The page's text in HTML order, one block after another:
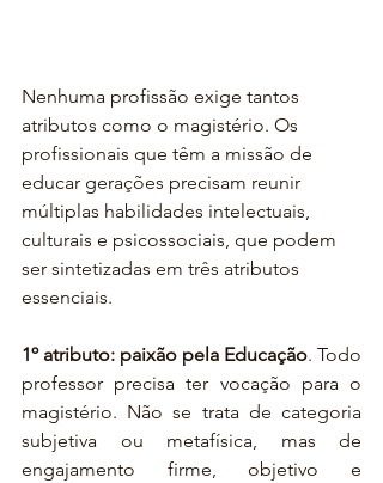
Nenhuma profissão exige tantos
atributos como o magistério. Os
profissionais que têm a missão de
educar gerações precisam reunir
múltiplas habilidades intelectuais,
culturais e psicossociais, que podem
ser sintetizadas em três atributos
essenciais.
1º atributo: paixão pela Educação. Todo
professor precisa ter vocação para o
magistério. Não se trata de categoria
subjetiva ou metafísica, mas de
engajamento firme, objetivo e